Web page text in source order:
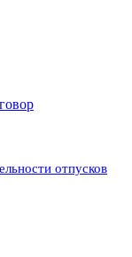
отпусков